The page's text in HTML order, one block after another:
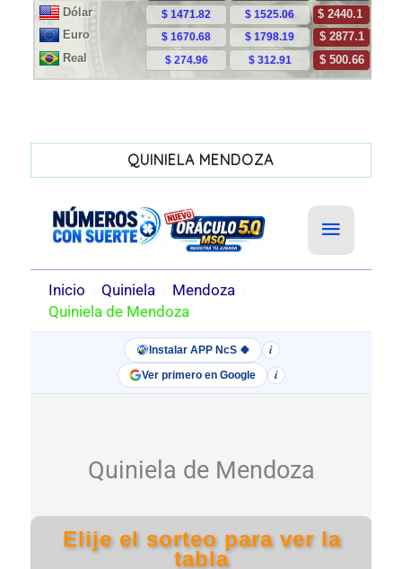
QUINIELA MENDOZA